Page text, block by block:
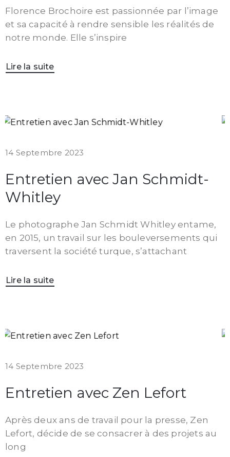
Florence Brochoire est passionnée par l’image
et sa capacité à rendre sensible les réalités de
notre monde. Elle s’inspire
Lire la suite
14 Septembre 2023
Entretien avec Jan Schmidt-
Whitley
Le photographe Jan Schmidt Whitley entame,
en 2015, un travail sur les bouleversements qui
traversent la société turque, s’attachant
Lire la suite
14 Septembre 2023
Entretien avec Zen Lefort
Après deux ans de travail pour la presse, Zen
Lefort, décide de se consacrer à des projets au
long